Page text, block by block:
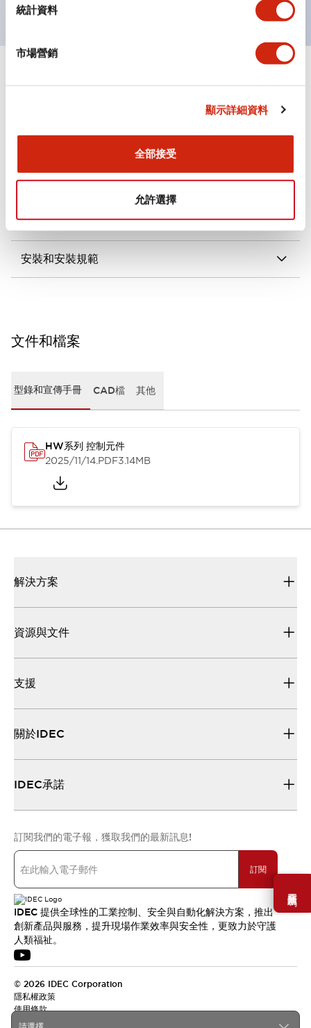
統計資料
市場營銷
顯示詳細資料
全部接受
允許選擇
需要幫助嗎？
+
電氣規範（額定照明部分）
環境規範
機械規格
安裝和安裝規範
文件和檔案
型錄和宣傳手冊 CAD檔 其他
HW系列 控制元件
2025/11/14.PDF3.14MB
解決方案
資源與文件
支援
關於IDEC
IDEC承諾
訂閱我們的電子報，獲取我們的最新訊息!
訂閱
IDEC 提供全球性的工業控制、安全與自動化解決方案，推出
創新產品與服務，提升現場作業效率與安全性，更致力於守護
人類福祉。
© 2026 IDEC Corporation
隱私權政策
使用條款